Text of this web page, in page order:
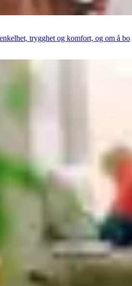
trygghet og komfort, og om å bo